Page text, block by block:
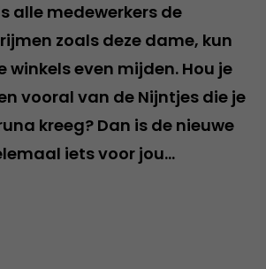
alle medewerkers de
zoals deze dame, kun
winkels even mijden. Hou je
vooral van de Nijntjes die je
kreeg? Dan is de nieuwe
iets voor jou…